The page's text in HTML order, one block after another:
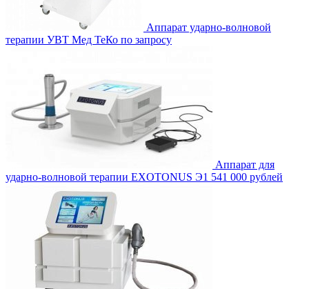
Аппарат ударно-волновой
терапии УВТ Мед ТеКо по запросу
Аппарат для
ударно-волновой терапии EXOTONUS Э1 541 000 рублей